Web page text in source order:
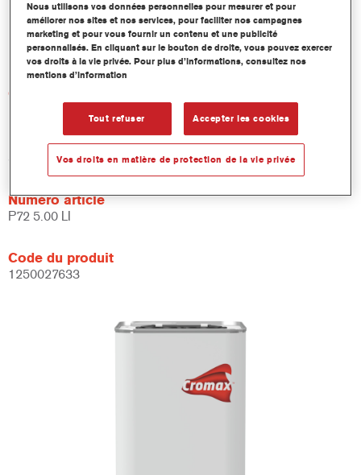
utilisé avec les impressions-apprêts époxy Imron Fleet Line
Primepox Blanc P7W, Imron Fleet Line Primepox Noir P7B et
Imron Fleet Line Primepox Blanc cassé P7.
Caractéristiques du produit
Product Variant
Numéro article
P72 5.00 LI
Code du produit
1250027633
Nous utilisons vos données personnelles pour mesurer et pour
améliorer nos sites et nos services, pour faciliter nos campagnes
marketing et pour vous fournir un contenu et une publicité
personnalisés. En cliquant sur le bouton de droite, vous pouvez exercer
vos droits à la vie privée. Pour plus d’informations, consultez nos
mentions d’information
Tout refuser Accepter les cookies
Vos droits en matière de protection de la vie privée